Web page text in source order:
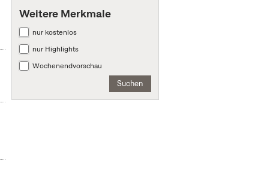
Weitere Merkmale
nur kostenlos
nur Highlights
Wochenendvorschau
Suchen